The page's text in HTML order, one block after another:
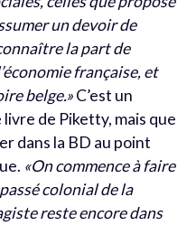
un devoir de
la part de
française, et
belge.»C’est un
de Piketty, mais que
dans la BD au point
«On commence à faire
colonial de la
reste encore dans